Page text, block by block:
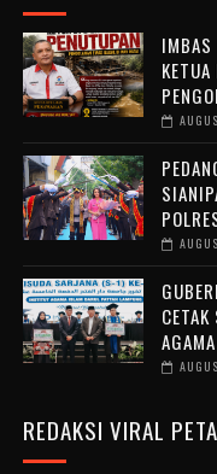
IMBAS
AGAMA
REDAKSI VIRAL